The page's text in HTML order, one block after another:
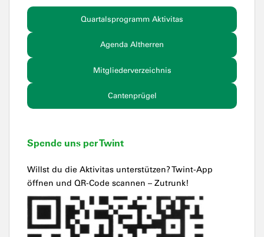
Quartalsprogramm Aktivitas
Agenda Altherren
Mitgliederverzeichnis
Cantenprügel
Spende uns per Twint
Willst du die Aktivitas unterstützen? Twint-App
öffnen und QR-Code scannen – Zutrunk!